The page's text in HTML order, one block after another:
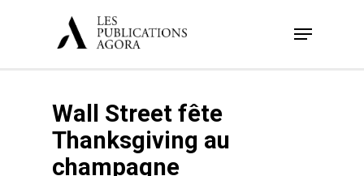
Menu
Wall Street fête
Thanksgiving au
champagne